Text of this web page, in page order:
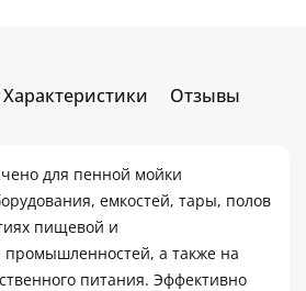
Характеристики Отзывы
для пенной мойки
емкостей, тары, полов
пищевой и
а также на
питания. Эффективно